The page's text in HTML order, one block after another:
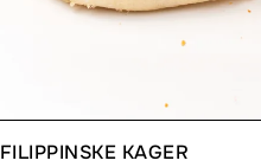
FILIPPINSKE KAGER